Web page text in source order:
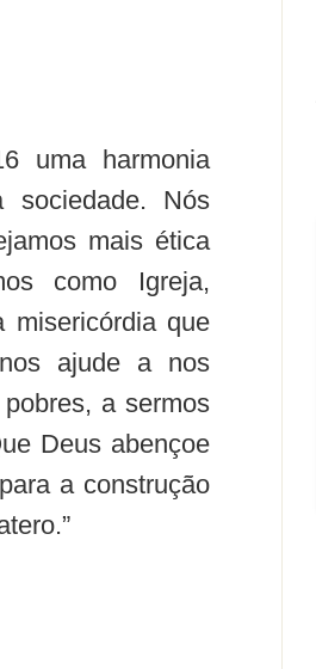
uma harmonia
sociedade. Nós
mais ética
como Igreja,
misericórdia que
ajude a nos
a sermos
Deus abençoe
a construção